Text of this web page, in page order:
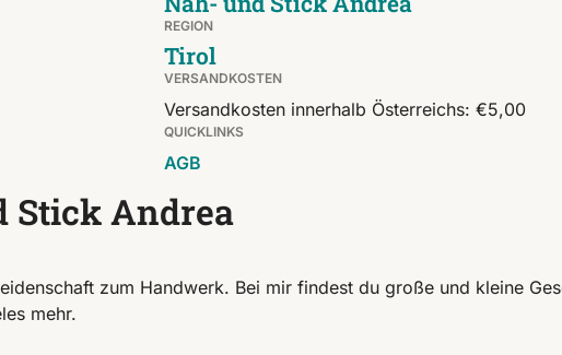
REGION
Tirol
VERSANDKOSTEN
Versandkosten innerhalb Österreichs: €5,00
QUICKLINKS
AGB
Stick Andrea
zum Handwerk. Bei mir findest du große und kleine
mehr.